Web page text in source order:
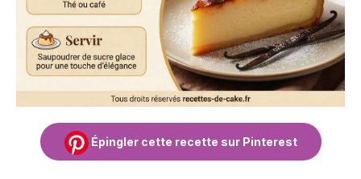
Épingler cette recette sur Pinterest